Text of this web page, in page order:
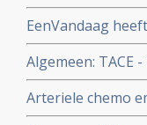
EenVandaag
de reportages
Algemeen: TACE
vormen van
Arteriele chemo
progressie vrije